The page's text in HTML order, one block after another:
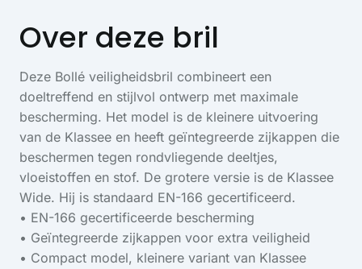
Over deze bril
Deze Bollé veiligheidsbril combineert een
doeltreffend en stijlvol ontwerp met maximale
bescherming. Het model is de kleinere uitvoering
van de Klassee en heeft geïntegreerde zijkappen die
beschermen tegen rondvliegende deeltjes,
vloeistoffen en stof. De grotere versie is de Klassee
Wide. Hij is standaard EN-166 gecertificeerd.
• EN-166 gecertificeerde bescherming
• Geïntegreerde zijkappen voor extra veiligheid
• Compact model, kleinere variant van Klassee